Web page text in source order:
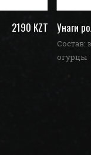
2190 KZT Унаги
Состав:
огурцы